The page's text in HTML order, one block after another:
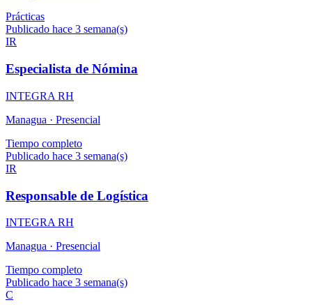
Prácticas
Publicado hace 3 semana(s)
IR
Especialista de Nómina
INTEGRA RH
Managua · Presencial
Tiempo completo
Publicado hace 3 semana(s)
IR
Responsable de Logística
INTEGRA RH
Managua · Presencial
Tiempo completo
Publicado hace 3 semana(s)
C